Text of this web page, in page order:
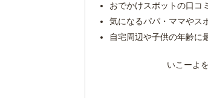
おでかけスポットの口コ
気になるパパ・ママやス
自宅周辺や子供の年齢に
いこーよ